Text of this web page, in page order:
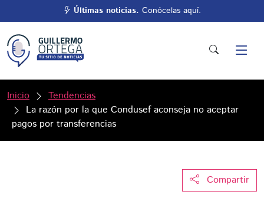
Últimas noticias. Conócelas aquí.
Inicio
Tendencias
La razón por la que Condusef aconseja no aceptar
pagos por transferencias
Compartir